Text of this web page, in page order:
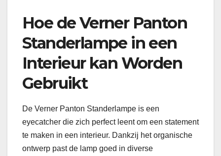
Hoe de Verner Panton
Standerlampe in een
Interieur kan Worden
Gebruikt
De Verner Panton Standerlampe is een
eyecatcher die zich perfect leent om een statement
te maken in een interieur. Dankzij het organische
ontwerp past de lamp goed in diverse